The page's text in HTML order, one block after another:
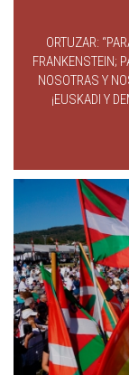
ORTUZAR:
FRANKENSTEIN;
NOSOTRAS Y
¡EUSKADI Y